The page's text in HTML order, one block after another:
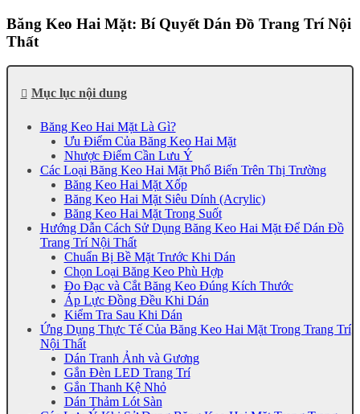
Băng Keo Hai Mặt: Bí Quyết Dán Đồ Trang Trí Nội
Thất
Mục lục nội dung
Băng Keo Hai Mặt Là Gì?
Ưu Điểm Của Băng Keo Hai Mặt
Nhược Điểm Cần Lưu Ý
Các Loại Băng Keo Hai Mặt Phổ Biến Trên Thị Trường
Băng Keo Hai Mặt Xốp
Băng Keo Hai Mặt Siêu Dính (Acrylic)
Băng Keo Hai Mặt Trong Suốt
Hướng Dẫn Cách Sử Dụng Băng Keo Hai Mặt Để Dán Đồ
Trang Trí Nội Thất
Chuẩn Bị Bề Mặt Trước Khi Dán
Chọn Loại Băng Keo Phù Hợp
Đo Đạc và Cắt Băng Keo Đúng Kích Thước
Áp Lực Đồng Đều Khi Dán
Kiểm Tra Sau Khi Dán
Ứng Dụng Thực Tế Của Băng Keo Hai Mặt Trong Trang Trí
Nội Thất
Dán Tranh Ảnh và Gương
Gắn Đèn LED Trang Trí
Gắn Thanh Kệ Nhỏ
Dán Thảm Lót Sàn